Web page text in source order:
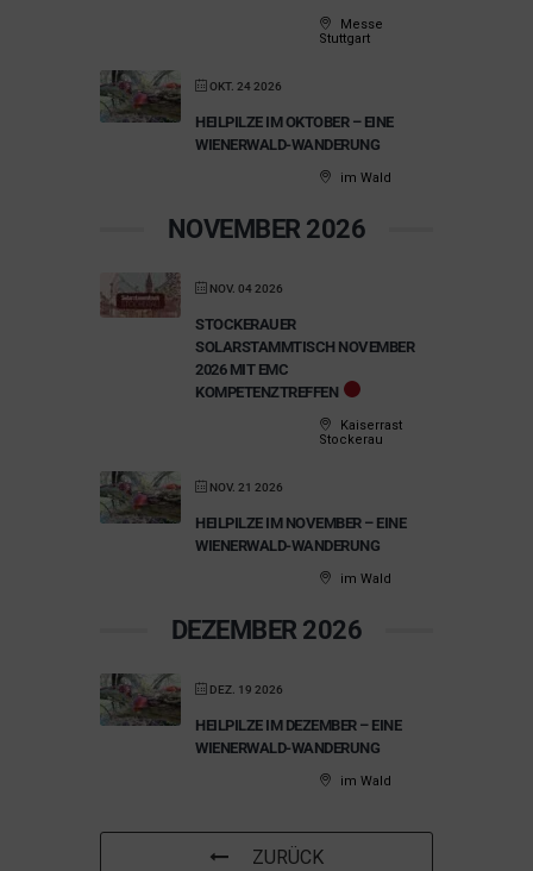
Messe
Stuttgart
OKT. 24 2026
HEILPILZE IM OKTOBER – EINE
WIENERWALD-WANDERUNG
im Wald
NOVEMBER 2026
NOV. 04 2026
STOCKERAUER
SOLARSTAMMTISCH NOVEMBER
2026 MIT EMC
KOMPETENZTREFFEN
Kaiserrast
Stockerau
NOV. 21 2026
HEILPILZE IM NOVEMBER – EINE
WIENERWALD-WANDERUNG
im Wald
DEZEMBER 2026
DEZ. 19 2026
HEILPILZE IM DEZEMBER – EINE
WIENERWALD-WANDERUNG
im Wald
ZURÜCK